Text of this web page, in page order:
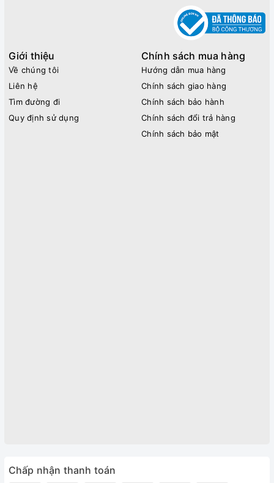
Giới thiệu
Về chúng tôi
Liên hệ
Tìm đường đi
Quy định sử dụng
Chính sách mua hàng
Hướng dẫn mua hàng
Chính sách giao hàng
Chính sách bảo hành
Chính sách đổi trả hàng
Chính sách bảo mật
Chấp nhận thanh toán